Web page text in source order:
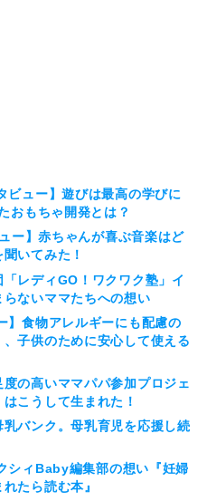
ビュー】遊びは最高の学びに
おもちゃ開発とは？
ー】赤ちゃんが喜ぶ音楽はど
いてみた！
「レディGO！ワクワク塾」イ
ないママたちへの想い
】食物アレルギーにも配慮の
子供のために安心して使える
度の高いママパパ参加プロジェ
こうして生まれた！
バンク。母乳育児を応援し続
シィBaby編集部の想い『妊婦
たら読む本』